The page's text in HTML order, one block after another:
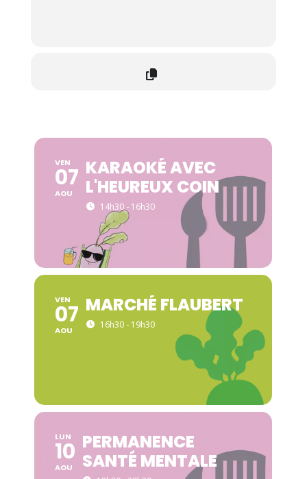
VEN
07
AOU
KARAOKÉ AVEC
L'HEUREUX COIN
14h30 - 16h30
VEN
07
AOU
MARCHÉ FLAUBERT
16h30 - 19h30
LUN
10
AOU
PERMANENCE
SANTÉ MENTALE